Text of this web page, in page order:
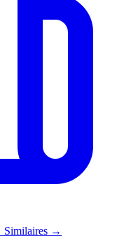
Similaires →